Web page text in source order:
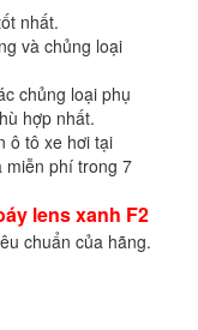
nhất.
và chủng loại
chủng loại phụ
hợp nhất.
ô tô xe hơi tại
miễn phí trong 7
lens xanh F2
chuẩn của hãng.